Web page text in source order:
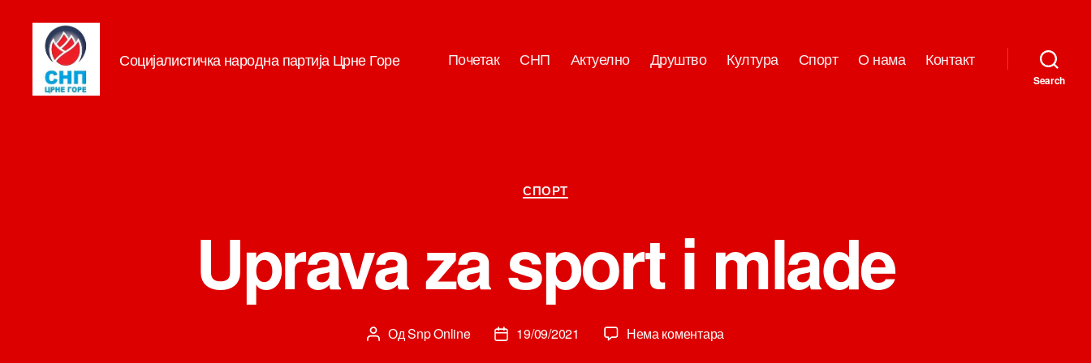
Социјалистичка народна партија Црне Горе Почетак СНП Актуелно Друштво Култура Спорт О нама Контакт
Search
Категорије
СПОРТ
Uprava za sport i mlade
Аутор
ОдSnp Online
Датум
19/09/2021 Нема коментара